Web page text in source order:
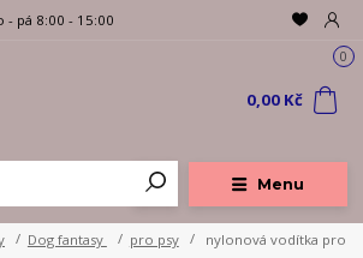
Menu
- pá 8:00 - 15:00
0
0,00 Kč
Dog fantasy pro psy
nylonová vodítka pro